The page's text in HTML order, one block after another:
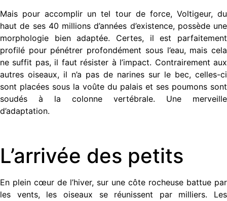
Mais pour accomplir un tel tour de force, Voltigeur, du
haut de ses 40 millions d’années d’existence, possède une
morphologie bien adaptée. Certes, il est parfaitement
profilé pour pénétrer profondément sous l’eau, mais cela
ne suffit pas, il faut résister à l’impact. Contrairement aux
autres oiseaux, il n’a pas de narines sur le bec, celles-ci
sont placées sous la voûte du palais et ses poumons sont
soudés à la colonne vertébrale. Une merveille
d’adaptation.
L’arrivée des petits
En plein cœur de l’hiver, sur une côte rocheuse battue par
les vents, les oiseaux se réunissent par milliers. Les